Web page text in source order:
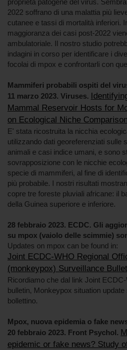
2022 soffrano di una malattia più
cutanee e tassi di mortalità inferiori.
maggioranza dei casi post-2022
ambulatoriale. Il nostro studio
indagini in corso per identificare i
focolai di mpox e confrontarli con
Mammiferi probabili ospiti del
11 marzo 2023. Viruses.
Mammal Reservoir Hosts for
on Ecological Niche
E' stata ricostruita la nicchia
utilizzando dati georeferenziati sulle
animali e casi indice umani, e sono
sovrapposizione con le nicchie
specie di mammiferi, al fine di
più probabile. I nostri risultati
copre tre foreste pluviali africane: il
della Guinea superiore e inferiore.
28 febbraio 2023. ECDC. Gli
su mpox (vaiolo delle scimmie)
Updates on mpox can be found in:
Joint ECDC-WHO Regional
(monkeypox) Surveillance
Ricordiamo che dal link Joint
bulletin, Monkeypox situation
bollettino.
Mpox, nuova epidemia o fake
20 febbraio 2023. Front Psychol.
epidemic or fake news? Study